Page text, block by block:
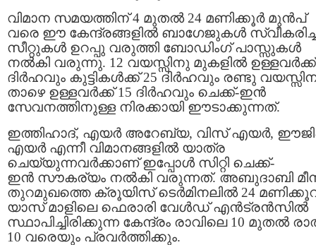
വിമാന സമയത്തിന് 4 മുതൽ 24 മണിക്കൂർ മുൻപ്
വരെ ഈ കേന്ദ്രങ്ങളിൽ ബാഗേജുകൾ
സീറ്റുകൾ ഉറപ്പു വരുത്തി ബോഡിംഗ് പാസ്സുകൾ
നൽകി വരുന്നു. 12 വയസ്സിനു മുകളിൽ ഉള്ളവർക്ക്
ദിർഹവും കുട്ടികൾക്ക് 25 ദിർഹവും രണ്ടു
താഴെ ഉള്ളവർക്ക് 15 ദിർഹവും ചെക്ക്-ഇൻ
സേവനത്തിനുള്ള നിരക്കായി ഈടാക്കുന്നത്.
ഇത്തിഹാദ്, എയർ അറേബ്യ, വിസ് എയർ,
എയർ എന്നീ വിമാനങ്ങളിൽ യാത്ര
ചെയ്യുന്നവർക്കാണ് ഇപ്പോൾ സിറ്റി ചെക്ക്-
ഇന്‍ സൗകര്യം നൽകി വരുന്നത്. അബുദാബി
തുറമുഖത്തെ ക്രൂയിസ് ടെർമിനലിൽ 24
യാസ് മാളിലെ ഫെരാരി വേൾഡ് എൻട്രൻസിൽ
സ്ഥാപിച്ചിരിക്കുന്ന കേന്ദ്രം രാവിലെ 10 മുതൽ
10 വരെയും പ്രവർത്തിക്കും.